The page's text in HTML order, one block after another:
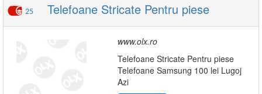
25 Telefoane Stricate Pentru piese
www.olx.ro
Telefoane Stricate Pentru piese
Telefoane Samsung 100 lei Lugoj
Azi